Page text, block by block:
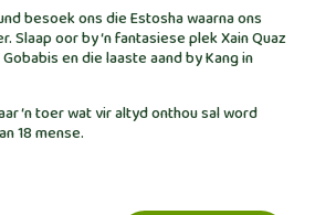
besoek ons die Estosha waarna ons
Slaap oor by ‘n fantasiese plek Xain Quaz
en die laaste aand by Kang in
‘n toer wat vir altyd onthou sal word
18 mense.